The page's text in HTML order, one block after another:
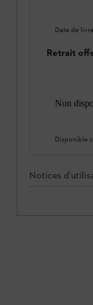
Date de
Retrait
Non
Disponible
Notices